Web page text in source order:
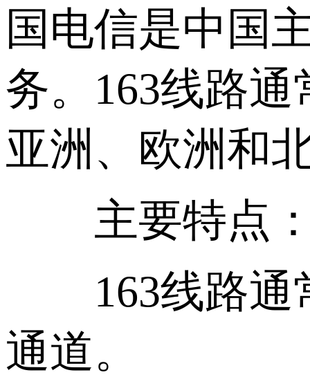
国电信是中国
务。163线路
亚洲、欧洲和
主要特点
163线路通常
通道。